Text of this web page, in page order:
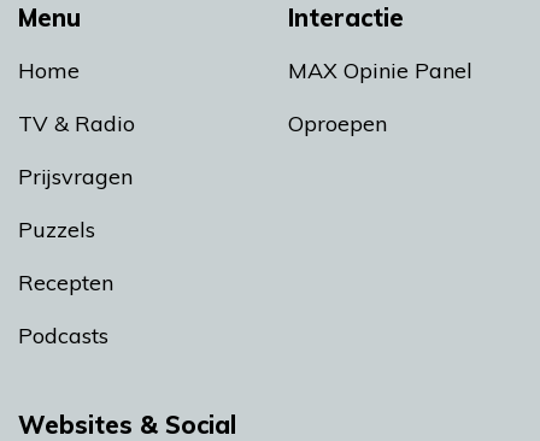
Menu
Home
TV & Radio
Prijsvragen
Puzzels
Recepten
Podcasts
Interactie
MAX Opinie Panel
Oproepen
Websites & Social